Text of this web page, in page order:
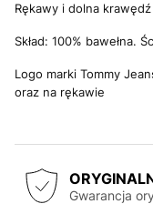
Rękawy i dolna
Skład: 100% bawełna.
Logo marki Tommy
oraz na rękawie
Gwarancja